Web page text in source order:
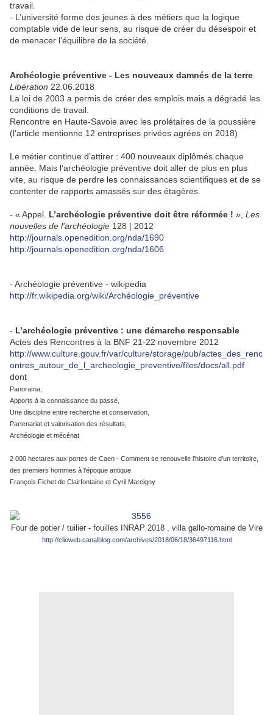
travail.
- L’université forme des jeunes à des métiers que la logique
comptable vide de leur sens, au risque de créer du désespoir et
de menacer l’équilibre de la société.
Archéologie préventive - Les nouveaux damnés de la terre
Libération 22.06.2018
La loi de 2003 a permis de créer des emplois mais a dégradé les
conditions de travail.
Rencontre en Haute-Savoie avec les prolétaires de la poussière
(l’article mentionne 12 entreprises privées agrées en 2018)
Le métier continue d’attirer : 400 nouveaux diplômés chaque
année. Mais l’archéologie préventive doit aller de plus en plus
vite, au risque de perdre les connaissances scientifiques et de se
contenter de rapports amassés sur des étagères.
- « Appel. L’archéologie préventive doit être réformée ! », Les
nouvelles de l'archéologie 128 | 2012
http://journals.openedition.org/nda/1690
http://journals.openedition.org/nda/1606
- Archéologie préventive - wikipedia
http://fr.wikipedia.org/wiki/Archéologie_préventive
- L’archéologie préventive : une démarche responsable
Actes des Rencontres à la BNF 21-22 novembre 2012
http://www.culture.gouv.fr/var/culture/storage/pub/actes_des_renc
ontres_autour_de_l_archeologie_preventive/files/docs/all.pdf
dont
Panorama,
Apports à la connaissance du passé,
Une discipline entre recherche et conservation,
Partenariat et valorisation des résultats,
Archéologie et mécénat
2 000 hectares aux portes de Caen - Comment se renouvelle l’histoire d’un territoire,
des premiers hommes à l’époque antique
François Fichet de Clairfontaine et Cyril Marcigny
Four de potier / tuilier - fouilles INRAP 2018 , villa gallo-romaine de Vire
http://clioweb.canalblog.com/archives/2018/06/18/36497116.html